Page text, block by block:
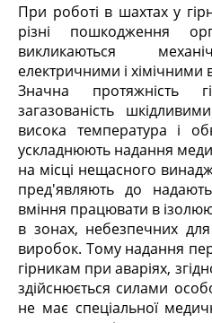
При роботі в шахтах у
різні пошкодження
викликаються
електричними і хімічними
Значна протяжність
загазованість
висока температура і
ускладнюють надання
на місці нещасного
пред'являють до
вміння працювати в
в зонах, небезпечних
виробок. Тому надання
гірникам при аваріях,
здійснюється силами
не має спеціальної